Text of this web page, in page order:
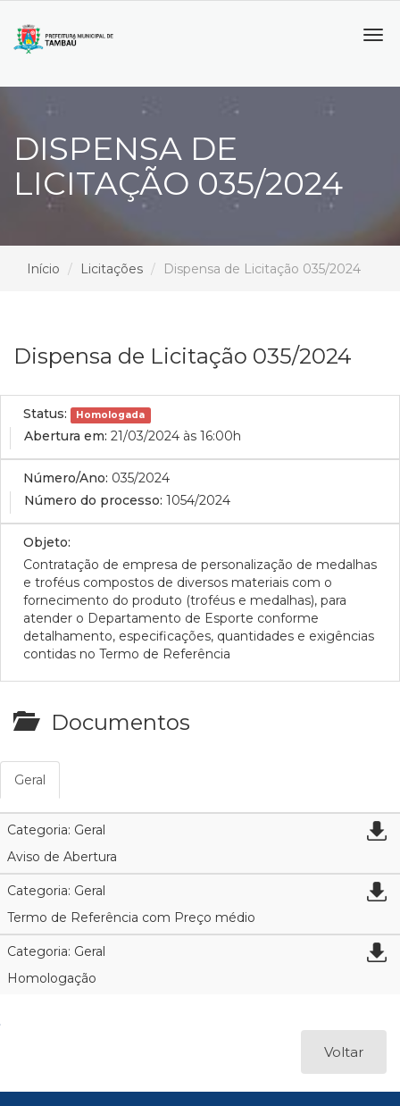
DISPENSA DE
LICITAÇÃO 035/2024
Início Licitações Dispensa de Licitação 035/2024
Dispensa de Licitação 035/2024
Status: Homologada
Abertura em: 21/03/2024 às 16:00h
Número/Ano: 035/2024
Número do processo: 1054/2024
Objeto:
Contratação de empresa de personalização de medalhas
e troféus compostos de diversos materiais com o
fornecimento do produto (troféus e medalhas), para
atender o Departamento de Esporte conforme
detalhamento, especificações, quantidades e exigências
contidas no Termo de Referência
Documentos
Geral
Categoria: Geral
Aviso de Abertura
Categoria: Geral
Termo de Referência com Preço médio
Categoria: Geral
Homologação
Voltar